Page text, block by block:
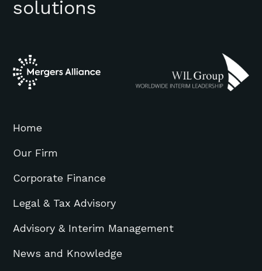
solutions
Home
Our Firm
Corporate Finance
Legal & Tax Advisory
Advisory & Interim Management
News and Knowledge